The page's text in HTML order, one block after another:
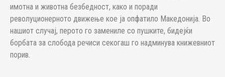
имотна и животна безбедност, како и поради
револуционерното движење кое ја опфатило Ма­ке­до­нија. Во
нашиот случај, перото го замениле со пушките, бидејќи
борбата за слобода речиси секогаш го надминува книжевниот
порив.